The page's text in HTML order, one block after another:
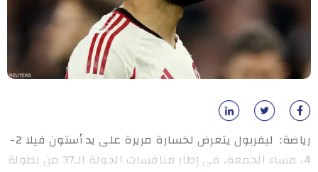
رياضة: ليفربول يتعرض لخسارة مريرة على يد أستون فيلا 2-
4، مساء الجمعة، في إطار منافسات الجولة الـ37 من بطولة